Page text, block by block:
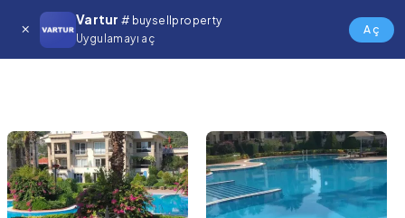
Vartur # buysellproperty
Uygulamayı aç
Aç